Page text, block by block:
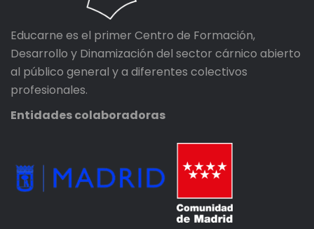
Educarne es el primer Centro de Formación,
Desarrollo y Dinamización del sector cárnico abierto
al público general y a diferentes colectivos
profesionales.
Entidades colaboradoras